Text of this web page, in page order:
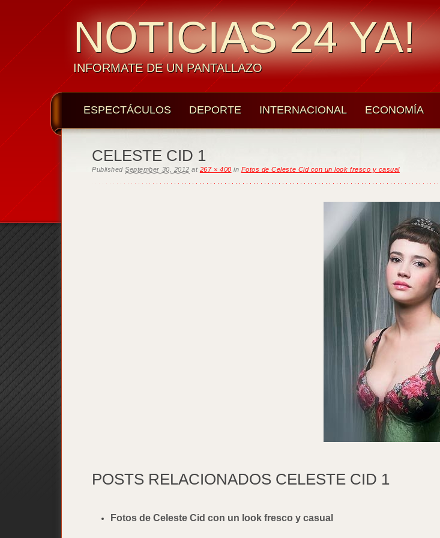
NOTICIAS 24 YA!
INFORMATE DE UN PANTALLAZO
ESPECTÁCULOS DEPORTE INTERNACIONAL ECONOMÍA
CELESTE CID 1
Published September 30, 2012 at 267 × 400 in Fotos de Celeste Cid con un look fresco y casual
POSTS RELACIONADOS CELESTE CID 1
Fotos de Celeste Cid con un look fresco y casual